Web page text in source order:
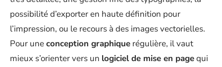
possibilité d’exporter en haute définition pour
l’impression, ou le recours à des images vectorielles.
Pour uneconception graphique régulière, il vaut
mieux s’orienter vers un logiciel de mise en pagequi